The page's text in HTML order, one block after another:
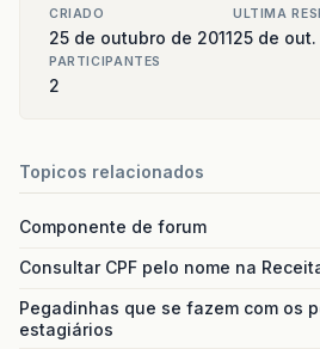
CRIADO
25 de outubro de 2011
ULTIMA
25 de out.
PARTICIPANTES
2
Topicos relacionados
Componente de forum
Consultar CPF pelo nome na
Pegadinhas que se fazem com os
estagiários